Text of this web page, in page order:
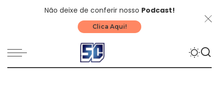
Não deixe de conferir nosso Podcast!
Clica Aqui!